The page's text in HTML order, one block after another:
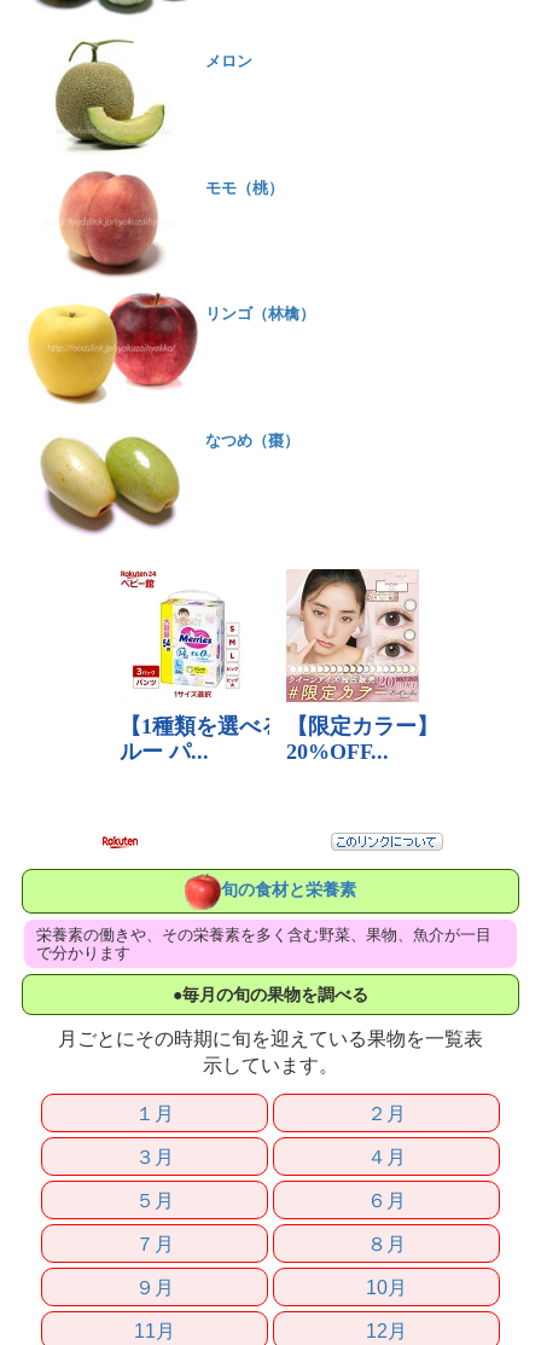
メロン
モモ（桃）
リンゴ（林檎）
なつめ（棗）
旬の食材と栄養素
栄養素の働きや、その栄養素を多く含む野菜、果物、魚介が一目
で分かります
●毎月の旬の果物を調べる
月ごとにその時期に旬を迎えている果物を一覧表
示しています。
１月
２月
３月
４月
５月
６月
７月
８月
９月
10月
11月
12月